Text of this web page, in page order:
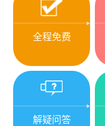
全程免费
解疑问答